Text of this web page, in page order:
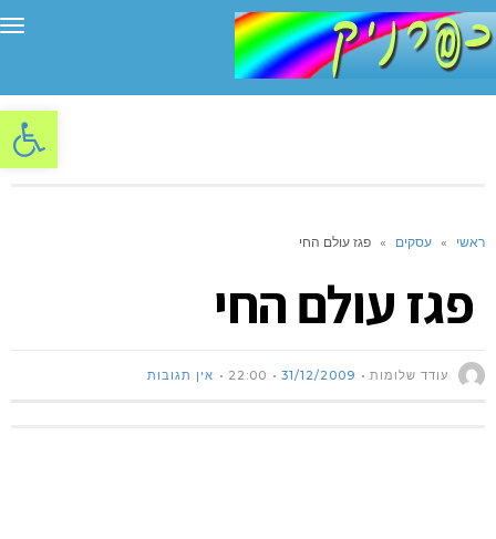
פתח
ראשי » עסקים » פגז עולם החי
פגז עולם החי
עודד שלומות 31/12/2009
22:00 אין תגובות